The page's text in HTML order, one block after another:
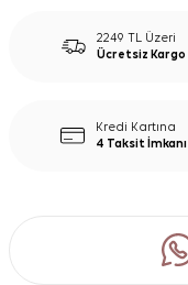
2249 TL Üzeri
Ücretsiz Kargo
Kredi Kartına
4 Taksit İmkanı